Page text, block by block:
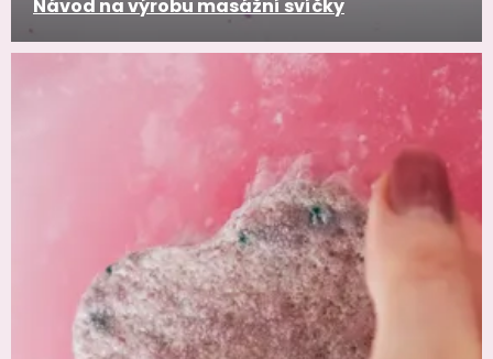
Návod na výrobu masážní svíčky